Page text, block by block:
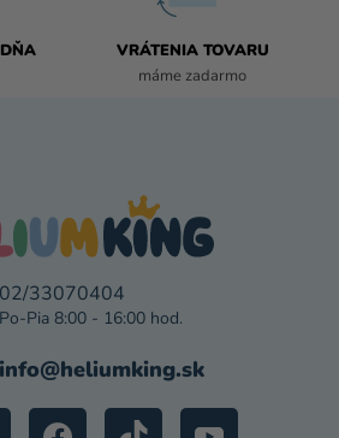
U
VRÁTENIA TOVARU
máme zadarmo
info@heliumking.sk
02/33070404